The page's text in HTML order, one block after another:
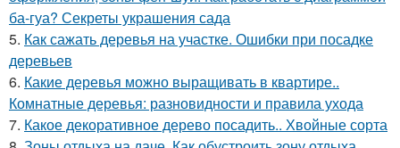
ба-гуа? Секреты украшения сада
5. Как сажать деревья на участке. Ошибки при посадке
деревьев
6. Какие деревья можно выращивать в квартире..
Комнатные деревья: разновидности и правила ухода
7. Какое декоративное дерево посадить.. Хвойные сорта